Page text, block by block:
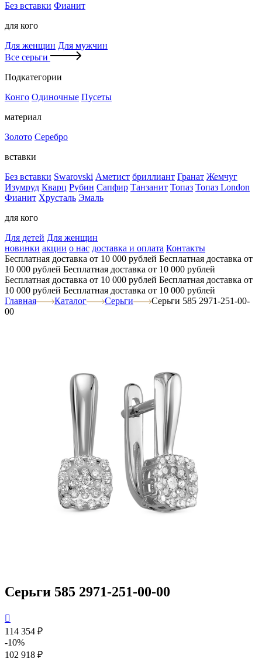
Без вставки Фианит
для кого
Для женщин Для мужчин
Все серьги
Подкатегории
Конго Одиночные Пусеты
материал
Золото Серебро
вставки
Без вставки Swarovski Аметист бриллиант Гранат Жемчуг
Изумруд Кварц Рубин Сапфир Танзанит Топаз Топаз London
Фианит Хрусталь Эмаль
для кого
Для детей Для женщин
новинки акции о нас доставка и оплата Контакты
Бесплатная доставка от 10 000 рублей Бесплатная доставка от
10 000 рублей Бесплатная доставка от 10 000 рублей
Бесплатная доставка от 10 000 рублей Бесплатная доставка от
10 000 рублей Бесплатная доставка от 10 000 рублей
Главная
Каталог Серьги
Серьги 585 2971-251-00-
00
Серьги 585 2971-251-00-00

114 354 ₽
-10%
102 918 ₽